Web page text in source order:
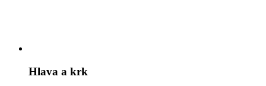
Hlava a krk